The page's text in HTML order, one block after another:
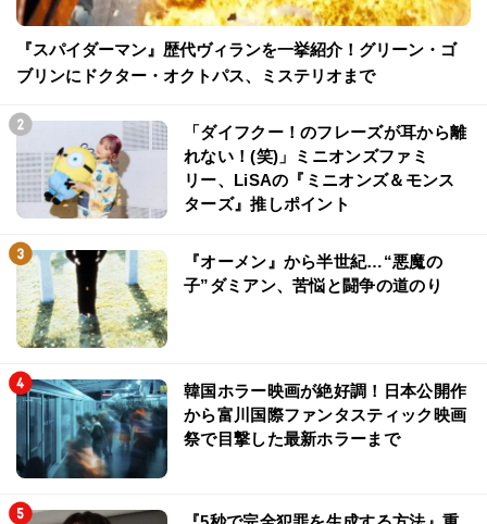
『スパイダーマン』歴代ヴィランを一挙紹介！グリーン・ゴ
ブリンにドクター・オクトパス、ミステリオまで
「ダイフクー！のフレーズが耳から離
れない！(笑)」ミニオンズファミ
リー、LiSAの『ミニオンズ＆モンス
ターズ』推しポイント
『オーメン』から半世紀…“悪魔の
子”ダミアン、苦悩と闘争の道のり
韓国ホラー映画が絶好調！日本公開作
から富川国際ファンタスティック映画
祭で目撃した最新ホラーまで